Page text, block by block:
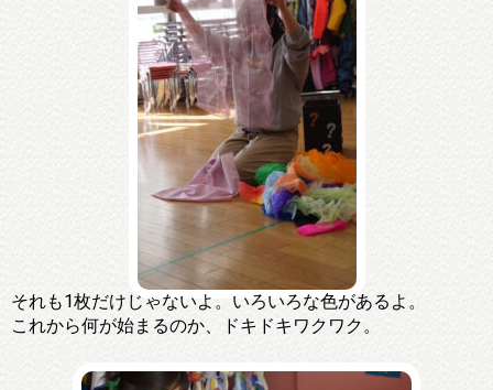
それも1枚だけじゃないよ。いろいろな色があるよ。
これから何が始まるのか、ドキドキワクワク。